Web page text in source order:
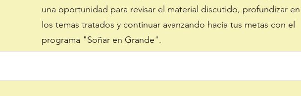
una oportunidad para revisar el material discutido, profundizar en
los temas tratados y continuar avanzando hacia tus metas con el
programa "Soñar en Grande".